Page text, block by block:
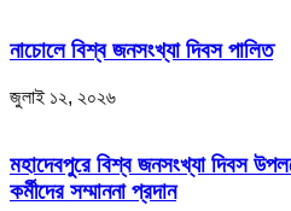
নাচোলে বিশ্ব জনসংখ্যা দিবস পালিত
জুলাই ১২, ২০২৬
মহাদেবপুরে বিশ্ব জনসংখ্যা দিবস
কর্মীদের সম্মাননা প্রদান